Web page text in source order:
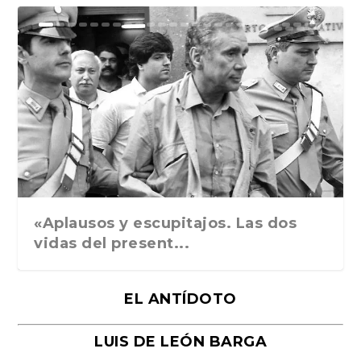
Ground Rules. Alejan...
«Rafael: Poesía subl...
Bienvenidos al circo...
Georges de La Tour. ...
Robert Capa: la hist...
«Aplausos y escupitajos. Las dos
vidas del present...
EL ANTÍDOTO
LUIS DE LEÓN BARGA